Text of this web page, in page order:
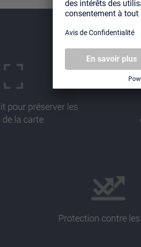
pour préserver les
de la carte
Protection contre